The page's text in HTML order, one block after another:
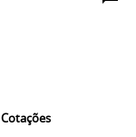
Cotações